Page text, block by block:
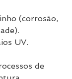
(corrosão,
UV.